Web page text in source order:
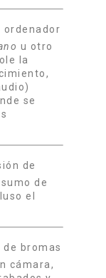
ordenador
u otro
la
se
de
de
el
de bromas
cámara,